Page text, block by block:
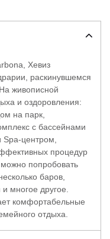
Хевиз
раскинувшемся
живописной
и оздоровления:
на парк,
с бассейнами
центром,
процедур
попробовать
баров,
многое другое.
комфортабельные
отдыха.